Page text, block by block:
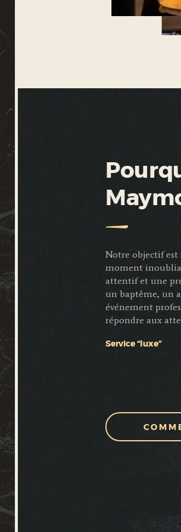
Notre objectif est
moment
attentif et une
un baptême, un
événement
répondre aux
Service “luxe”